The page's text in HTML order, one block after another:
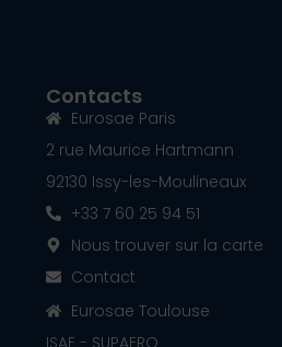
Contacts
Eurosae Paris
2 rue Maurice Hartmann
92130 Issy-les-Moulineaux
+33 7 60 25 94 51
Nous trouver sur la carte
Contact
Eurosae Toulouse
ISAE - SUPAERO